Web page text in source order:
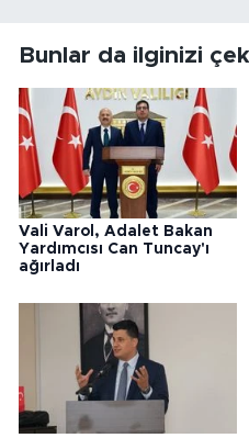
Bunlar da ilginizi
Vali Varol, Adalet Bakan
Yardımcısı Can Tuncay'ı
ağırladı